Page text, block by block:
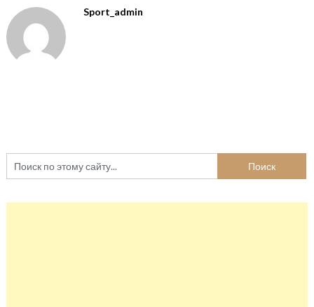
Sport_admin